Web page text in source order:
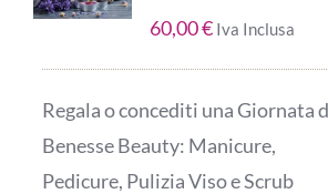
60,00€ Iva Inclusa
Regala o concediti una Giornata
Benesse Beauty: Manicure,
Pedicure, Pulizia Viso e Scrub